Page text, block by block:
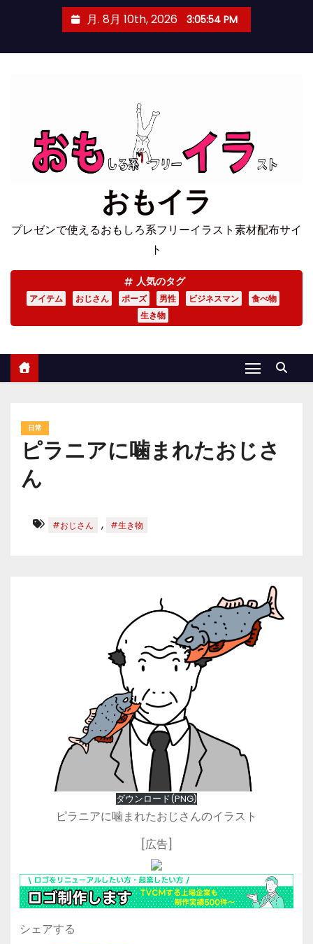
月. 8月 10th, 2026 3:05:54 PM
おもイラ
プレゼンで使えるおもしろ系フリーイラスト素材配布サイ
ト
人気のタグ
アイテム おじさん ポーズ 男性 ビジネスマン
食べ物
生き物
日常
ピラニアに噛まれたおじさ
ん
#おじさん , #生き物
ダウンロード(PNG)
ピラニアに噛まれたおじさんのイラスト
[広告]
シェアする